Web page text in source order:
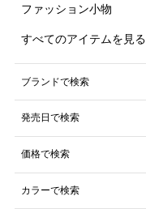
ファッション小物
すべてのアイテムを見る
ブランドで検索
発売日で検索
価格で検索
カラーで検索